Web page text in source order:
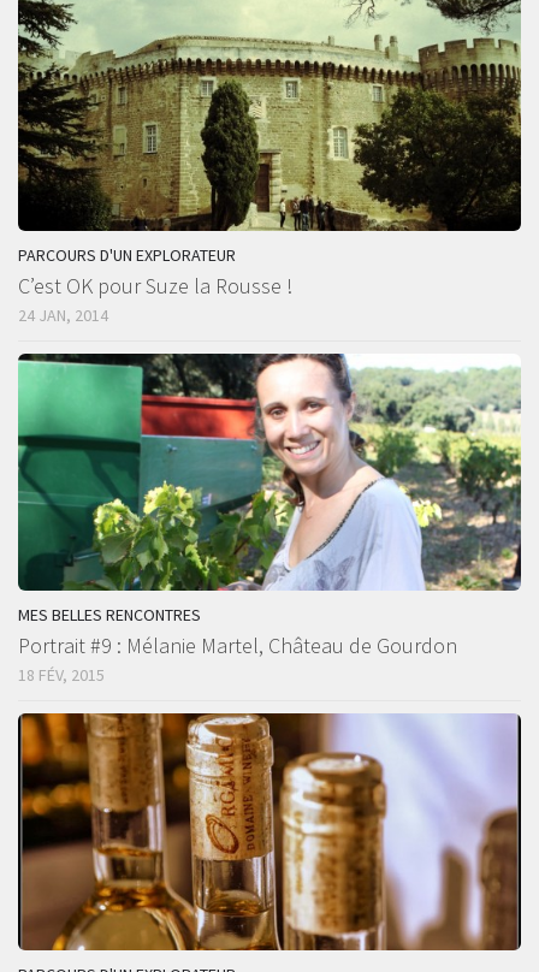
PARCOURS D'UN EXPLORATEUR
C’est OK pour Suze la Rousse !
24 JAN, 2014
MES BELLES RENCONTRES
Portrait #9 : Mélanie Martel, Château de Gourdon
18 FÉV, 2015